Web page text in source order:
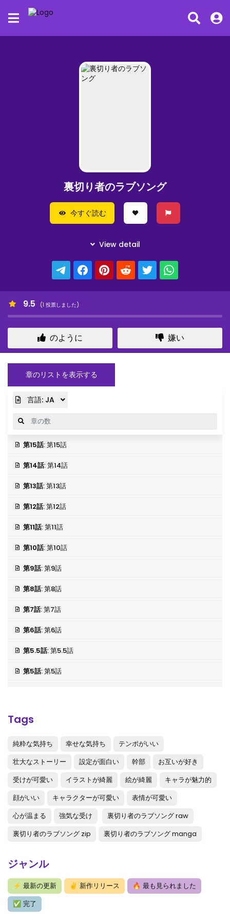
裏切り者のラブソング
今すぐ読む
9.5 (1 投票しました)
のように 嫌い
章のリストを表示する
言語: JA
第15話: 第15話
第14話: 第14話
第13話: 第13話
第12話: 第12話
第11話: 第11話
第10話: 第10話
第9話: 第9話
第8話: 第8話
第7話: 第7話
第6話: 第6話
第5.5話: 第5.5話
第5話: 第5話
Tags
純粋な気持ち 幸せな気持ち
テンポがいい
壮大なストーリー
設定が面白い 幹部
お互いが好き
受けが可愛い
イラストが綺麗 絵が綺麗
キャラが魅力的
顔がいい
キャラクターが可愛い
表情が可愛い
心が温まる
強気な受け
裏切り者のラブソング raw
裏切り者のラブソング zip
裏切り者のラブソング manga
ジャンル
⚡ 最新の更新 ✌ 新作リリース 🔥 最も見られました
✅ 完了